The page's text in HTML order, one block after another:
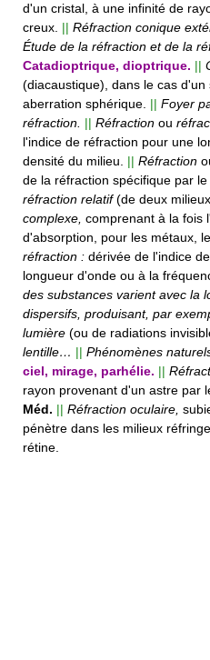
d'un cristal, à une infinité de
creux. || Réfraction conique
Étude de la réfraction et de la
Catadioptrique, dioptrique. ||
(diacaustique), dans le cas
aberration sphérique. || Foyer
réfraction. || Réfraction ou
l'indice de réfraction pour une
densité du milieu. || Réfraction
de la réfraction spécifique par
réfraction relatif(de deux
complexe, comprenant à la fois
d'absorption, pour les métaux,
réfraction : dérivée de l'indice
longueur d'onde ou à la
des substances varient avec la
dispersifs, produisant, par
lumière (ou de radiations
lentille… || Phénomènes
ciel, mirage, parhélie. ||
rayon provenant d'un astre par
Méd. || Réfraction oculaire,
pénètre dans les milieux
rétine.